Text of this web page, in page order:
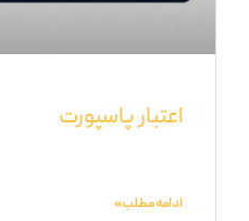
اعتبار پاسپورت
ادامه مطلب »